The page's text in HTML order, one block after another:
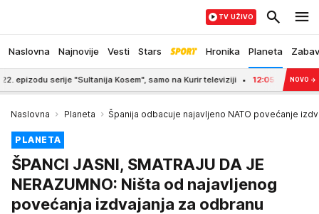
Naslovna Najnovije Vesti Stars Hronika Planeta
TV UŽIVO
serije "Sultanija Kosem", samo na Kurir televiziji 12:05 KIMOVI NOVO →
Naslovna Planeta Španija odbacuje najavljeno NATO povećanje
PLANETA
ŠPANCI JASNI, SMATRAJU DA JE
NERAZUMNO: Ništa od najavljenog
povećanja izdvajanja za odbranu